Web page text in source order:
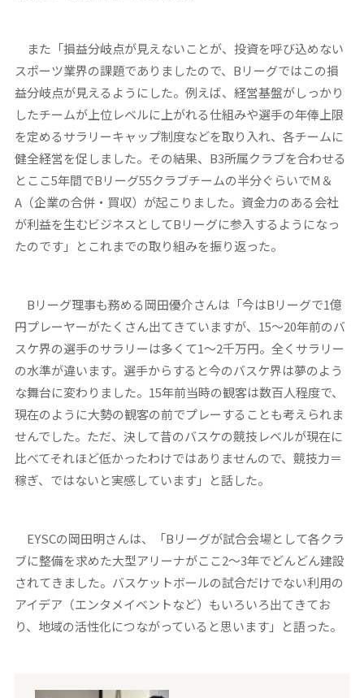
また「損益分岐点が見えないことが、投資を呼び込めない
スポーツ業界の課題でありましたので、Bリーグではこの損
益分岐点が見えるようにした。例えば、経営基盤がしっかり
したチームが上位レベルに上がれる仕組みや選手の年俸上限
を定めるサラリーキャップ制度などを取り入れ、各チームに
健全経営を促しました。その結果、B3所属クラブを合わせる
とここ5年間でBリーグ55クラブチームの半分ぐらいでM＆
A（企業の合併・買収）が起こりました。資金力のある会社
が利益を生むビジネスとしてBリーグに参入するようになっ
たのです」とこれまでの取り組みを振り返った。
Bリーグ理事も務める岡田優介さんは「今はBリーグで1億
円プレーヤーがたくさん出てきていますが、15～20年前のバ
スケ界の選手のサラリーは多くて1～2千万円。全くサラリー
の水準が違います。選手からすると今のバスケ界は夢のよう
な舞台に変わりました。15年前当時の観客は数百人程度で、
現在のように大勢の観客の前でプレーすることも考えられま
せんでした。ただ、決して昔のバスケの競技レベルが現在に
比べてそれほど低かったわけではありませんので、競技力＝
稼ぎ、ではないと実感しています」と話した。
EYSCの岡田明さんは、「Bリーグが試合会場として各クラ
ブに整備を求めた大型アリーナがここ2～3年でどんどん建設
されてきました。バスケットボールの試合だけでない利用の
アイデア（エンタメイベントなど）もいろいろ出てきてお
り、地域の活性化につながっていると思います」と語った。